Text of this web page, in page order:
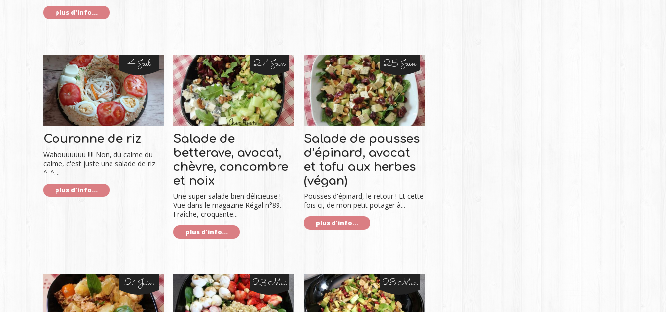
plus d'info...
4 Juil
Couronne de riz
Wahouuuuuu !!!! Non, du calme du
calme, c'est juste une salade de riz
^_^....
plus d'info...
27 Juin
Salade de
betterave, avocat,
chèvre, concombre
et noix
Une super salade bien délicieuse !
Vue dans le magazine Régal n°89.
Fraîche, croquante...
plus d'info...
25 Juin
Salade de pousses
d’épinard, avocat
et tofu aux herbes
(végan)
Pousses d'épinard, le retour ! Et cette
fois ci, de mon petit potager à...
plus d'info...
21 Juin 23 Mai 28 Mar